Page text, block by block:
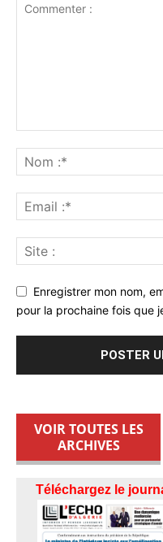
Enregistrer mon nom,
pour la prochaine fois que
VOIR TOUTES LES
ARCHIVES